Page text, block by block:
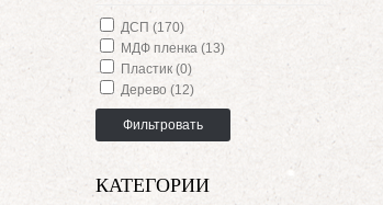
ДСП (170)
МДФ пленка (13)
Пластик (0)
Дерево (12)
Фильтровать
КАТЕГОРИИ